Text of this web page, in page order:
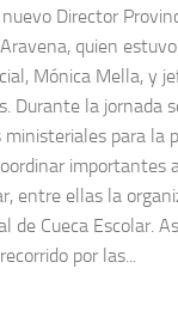
Director
quien
Mónica Mella, y
Durante la jornada
para la
importantes
entre ellas la
de Cueca Escolar.
por las...